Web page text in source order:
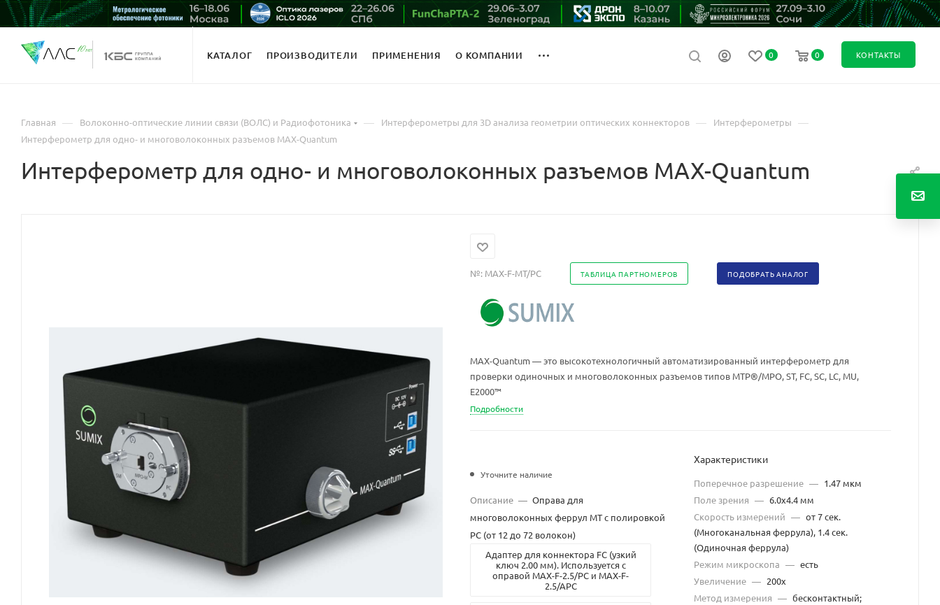
КАТАЛОГ ПРОИЗВОДИТЕЛИ ПРИМЕНЕНИЯ О КОМПАНИИ 0 0 КОНТАКТЫ
Главная — Волоконно-оптические линии связи (ВОЛС) и Радиофотоника — Интерферометры для 3D анализа геометрии оптических коннекторов — Интерферометры —
Интерферометр для одно- и многоволоконных разъемов MAX-Quantum
Интерферометр для одно- и многоволоконных разъемов MAX-Quantum
№: MAX-F-MT/PC ТАБЛИЦА ПАРТНОМЕРОВ ПОДОБРАТЬ АНАЛОГ
MAX-Quantum — это высокотехнологичный автоматизированный интерферометр для
проверки одиночных и многоволоконных разъемов типов MTP®/MPO, ST, FC, SC, LC, MU,
E2000™
Подробности
Уточните наличие
Описание — Оправа для
многоволоконных феррул MT с полировкой
PC (от 12 до 72 волокон)
Адаптер для коннектора FC (узкий
ключ 2.00 мм). Используется с
оправой MAX-F-2.5/PC и MAX-F-
2.5/APC
Характеристики
Поперечное разрешение — 1.47 мкм
Поле зрения — 6.0х4.4 мм
Скорость измерений — от 7 сек.
(Многоканальная феррула), 1.4 сек.
(Одиночная феррула)
Режим микроскопа — есть
Увеличение — 200х
Метод измерения — бесконтактный;